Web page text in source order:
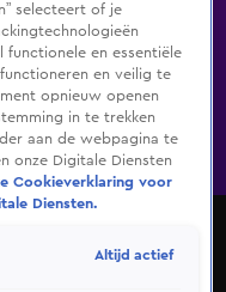
De Bondgenoten
Bands
selecteert of je
functionele en essentiële
en veilig te
opnieuw openen
in te trekken
aan de webpagina te
onze Digitale Diensten
Cookieverklaring voor
Diensten.
Altijd actief